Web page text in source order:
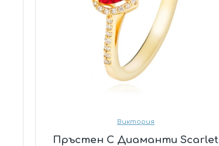
Виктория
Пръстен С Диаманти Scarlet